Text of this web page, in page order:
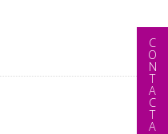
CONTACTAR